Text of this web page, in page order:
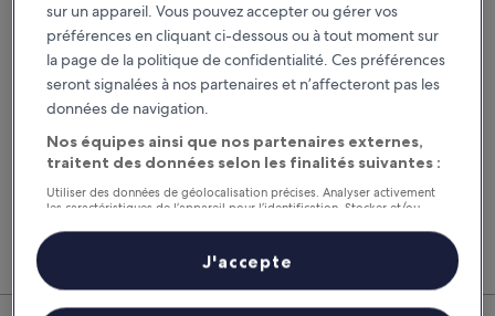
Prise en charge
Restitution
J’ai un code de réduction
Rechercher
hôtel et location de voiture pour économiser au
sur un appareil. Vous pouvez accepter ou gérer vos
préférences en cliquant ci-dessous ou à tout moment sur
la page de la politique de confidentialité. Ces préférences
seront signalées à nos partenaires et n’affecteront pas les
données de navigation.
Nos équipes ainsi que nos partenaires externes,
traitent des données selon les finalités suivantes :
Utiliser des données de géolocalisation précises. Analyser activement
les caractéristiques de l’appareil pour l’identification. Stocker et/ou
personnalisés, mesure de performance des publicités et du contenu,
études d’audience et développement de services.
Liste de nos partenaires (fournisseurs)
J'accepte